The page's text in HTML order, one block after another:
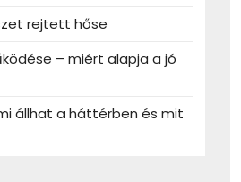
rejtett hőse
– miért alapja a jó
állhat a háttérben és mit